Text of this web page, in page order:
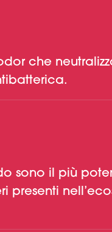
che
sono il più
presenti